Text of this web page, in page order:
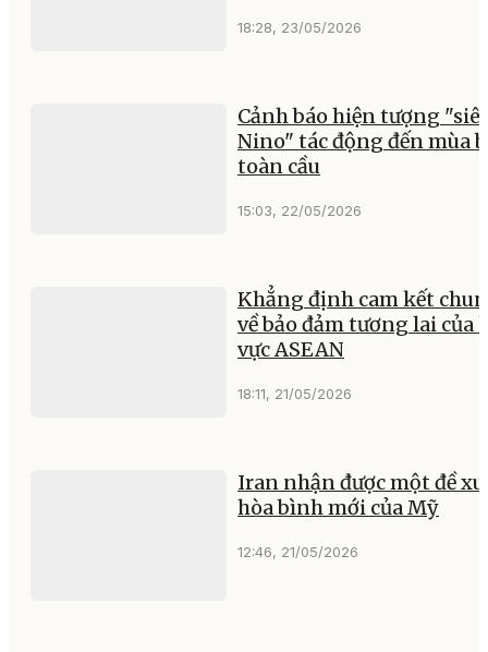
18:28, 23/05/2026
Cảnh báo hiện tượng
Nino" tác động đến mùa
toàn cầu
15:03, 22/05/2026
Khẳng định cam kết
về bảo đảm tương lai của
vực ASEAN
18:11, 21/05/2026
Iran nhận được một đề
hòa bình mới của Mỹ
12:46, 21/05/2026